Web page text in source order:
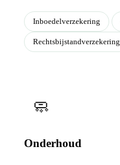
Inboedelverzekering
Rechtsbijstandverzekering
🧼
Onderhoud